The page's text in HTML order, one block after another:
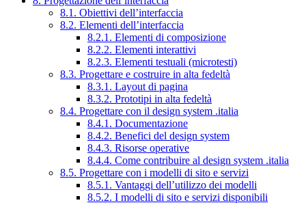
8.1. Obiettivi dell’interfaccia
8.2. Elementi dell’interfaccia
8.2.1. Elementi di composizione
8.2.2. Elementi interattivi
8.2.3. Elementi testuali (microtesti)
8.3. Progettare e costruire in alta fedeltà
8.3.1. Layout di pagina
8.3.2. Prototipi in alta fedeltà
8.4. Progettare con il design system .italia
8.4.1. Documentazione
8.4.2. Benefici del design system
8.4.3. Risorse operative
8.4.4. Come contribuire al design system .italia
8.5. Progettare con i modelli di sito e servizi
8.5.1. Vantaggi dell’utilizzo dei modelli
8.5.2. I modelli di sito e servizi disponibili